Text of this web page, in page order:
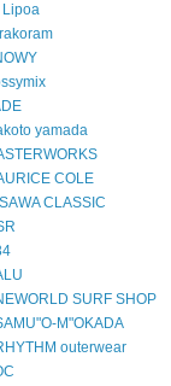
Lipoa
yamada
COLE
CLASSIC
SURF SHOP
M"OKADA
outerwear